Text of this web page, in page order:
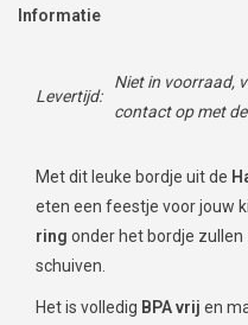
Informatie
Levertijd:
Niet in voorraad,
contact op met
Met dit leuke bordje uit de
eten een feestje voor jouw
ring onder het bordje
schuiven.
Het is volledig BPA vrij en